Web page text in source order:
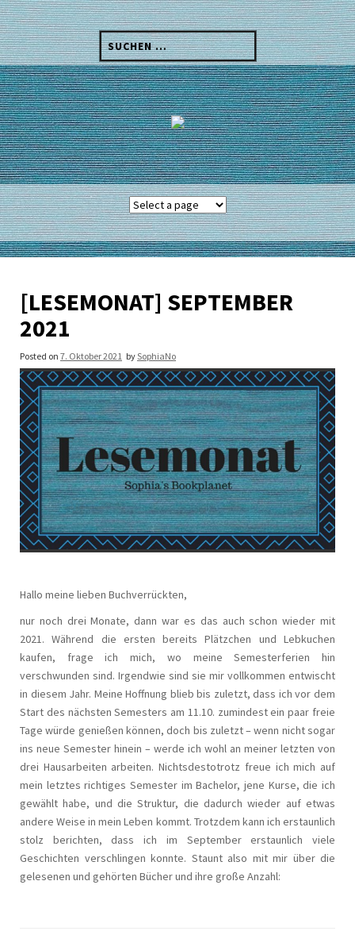
Skip
to
content
Suchen
nach:
[LESEMONAT] SEPTEMBER
2021
Posted on 7. Oktober 2021 bySophiaNo
Hallo meine lieben Buchverrückten,
nur noch drei Monate, dann war es das auch schon wieder mit
2021. Während die ersten bereits Plätzchen und Lebkuchen
kaufen, frage ich mich, wo meine Semesterferien hin
verschwunden sind. Irgendwie sind sie mir vollkommen entwischt
in diesem Jahr. Meine Hoffnung blieb bis zuletzt, dass ich vor dem
Start des nächsten Semesters am 11.10. zumindest ein paar freie
Tage würde genießen können, doch bis zuletzt – wenn nicht sogar
ins neue Semester hinein – werde ich wohl an meiner letzten von
drei Hausarbeiten arbeiten. Nichtsdestotrotz freue ich mich auf
mein letztes richtiges Semester im Bachelor, jene Kurse, die ich
gewählt habe, und die Struktur, die dadurch wieder auf etwas
andere Weise in mein Leben kommt. Trotzdem kann ich erstaunlich
stolz berichten, dass ich im September erstaunlich viele
Geschichten verschlingen konnte. Staunt also mit mir über die
gelesenen und gehörten Bücher und ihre große Anzahl: